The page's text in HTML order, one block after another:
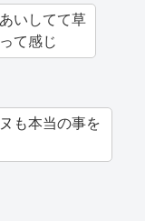
いしてて草
て感じ
も本当の事を